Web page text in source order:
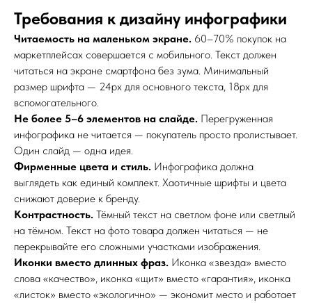
Требования к дизайну инфографики
Читаемость на маленьком экране. 60–70% покупок на
маркетплейсах совершается с мобильного. Текст должен
читаться на экране смартфона без зума. Минимальный
размер шрифта — 24px для основного текста, 18px для
вспомогательного.
Не более 5–6 элементов на слайде. Перегруженная
инфографика не читается — покупатель просто пролистывает.
Один слайд — одна идея.
Фирменные цвета и стиль. Инфографика должна
выглядеть как единый комплект. Хаотичные шрифты и цвета
снижают доверие к бренду.
Контрастность. Тёмный текст на светлом фоне или светлый
на тёмном. Текст на фото товара должен читаться — не
перекрывайте его сложными участками изображения.
Иконки вместо длинных фраз. Иконка «звезда» вместо
слова «качество», иконка «щит» вместо «гарантия», иконка
«листок» вместо «экологично» — экономит место и работает